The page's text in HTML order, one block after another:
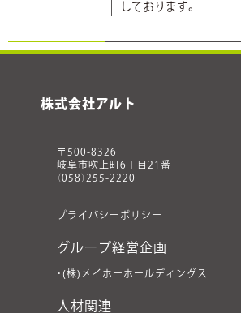
しております。
株式会社アルト
〒500-8326
岐阜市吹上町6丁目21番
（058）255-2220
プライバシーポリシー
グループ経営企画
・(株)メイホーホールディングス
人材関連